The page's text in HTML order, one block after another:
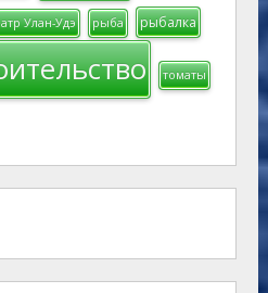
Улан-Удэ рыба рыбалка
томаты